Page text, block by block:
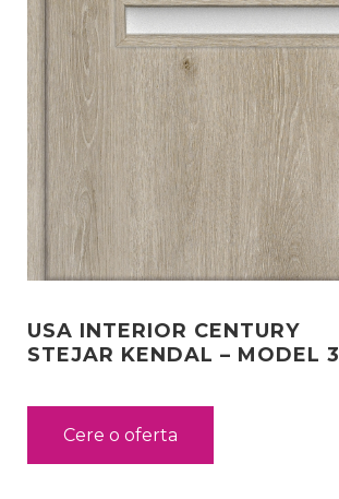
USA INTERIOR CENTURY
STEJAR KENDAL – MODEL 3
Cere o oferta